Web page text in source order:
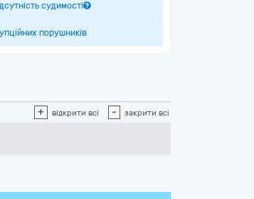
судимості
порушників
+ відкрити всі - закрити всі